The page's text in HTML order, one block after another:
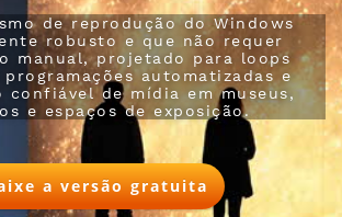
de reprodução do Windows
robusto e que não requer
manual, projetado para loops
automatizadas e
confiável de mídia em museus,
e espaços de exposição.
a versão gratuita